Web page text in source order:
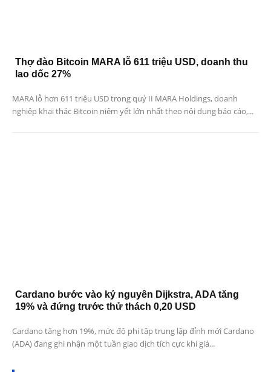
Thợ đào Bitcoin MARA lỗ 611 triệu USD, doanh thu
lao dốc 27%
MARA lỗ hơn 611 triệu USD trong quý II MARA Holdings, doanh
nghiệp khai thác Bitcoin niêm yết lớn nhất theo nội dung báo cáo,...
Cardano bước vào kỷ nguyên Dijkstra, ADA tăng
19% và đứng trước thử thách 0,20 USD
Cardano tăng hơn 19%, mức độ phi tập trung lập đỉnh mới Cardano
(ADA) đang ghi nhận một tuần giao dịch tích cực khi giá...